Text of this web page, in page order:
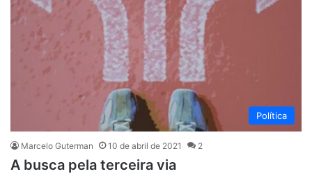
Política
Marcelo Guterman 10 de abril de 2021 2
A busca pela terceira via